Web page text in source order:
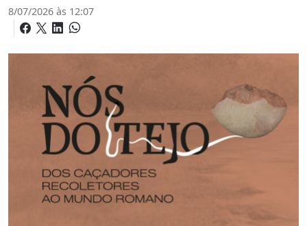
8/07/2026 às 12:07